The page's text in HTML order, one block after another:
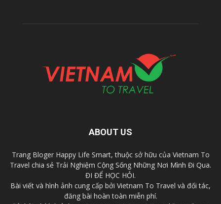
ABOUT US
Trang Bloger Happy Life Smart, thuộc sở hữu của Vietnam To
Travel chia sẻ Trải Nghiệm Cộng Sống Những Nơi Mình Đi Qua.
ĐI ĐỂ HỌC HỎI.
Bài viết và hình ảnh cung cấp bởi Vietnam To Travel và đối tác,
đăng bài hoàn toàn miễn phí.